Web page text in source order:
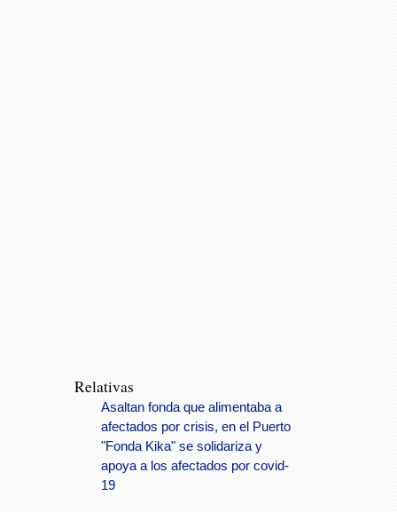
Relativas
Asaltan fonda que alimentaba a
afectados por crisis, en el Puerto
"Fonda Kika" se solidariza y
apoya a los afectados por covid-
19